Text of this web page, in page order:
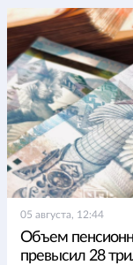
05 августа, 12:44
Объем
превысил 28